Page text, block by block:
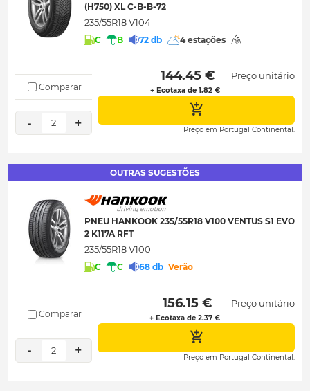
(H750) XL C-B-B-72
235/55R18 V104
C B 72 db 4 estações
Comparar
- 2 +
144.45 €
+ Ecotaxa de 1.82 €
Preço unitário
Preço em Portugal Continental.
OUTRAS SUGESTÕES
PNEU HANKOOK 235/55R18 V100 VENTUS S1 EVO
2 K117A RFT
235/55R18 V100
C C 68 db Verão
Comparar
- 2 +
156.15 €
+ Ecotaxa de 2.37 €
Preço unitário
Preço em Portugal Continental.